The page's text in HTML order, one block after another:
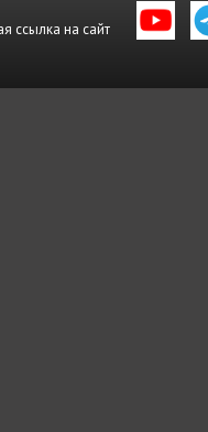
ссылка на сайт